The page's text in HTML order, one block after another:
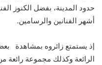
حدود المدينة، بفضل الكنوز
أشهر الفنانين والرسامين.
إذ يستمتع زائروه بمشاهدة
الرائعة وكذلك مجموعة رائعة